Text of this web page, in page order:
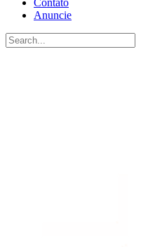
Contato
Anuncie